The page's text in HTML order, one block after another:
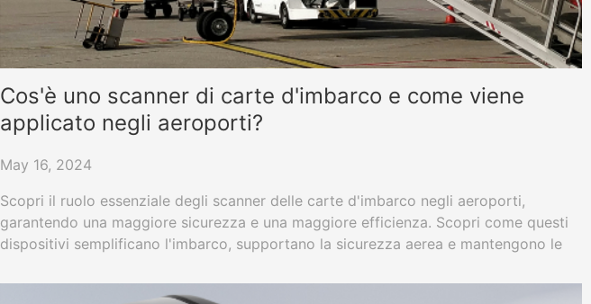
Cos'è uno scanner di carte d'imbarco e come viene
applicato negli aeroporti?
May 16, 2024
Scopri il ruolo essenziale degli scanner delle carte d'imbarco negli aeroporti,
garantendo una maggiore sicurezza e una maggiore efficienza. Scopri come questi
dispositivi semplificano l'imbarco, supportano la sicurezza aerea e mantengono le